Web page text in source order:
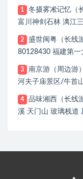
1
冬摄雾凇记忆（
富川神剑石林 漓江
2
盛世闽粤（长线
80128430 福建第一
3
南京游（周边游
河夫子庙景区/牛首
4
品味湘西（长线
溪 天门山 玻璃栈道